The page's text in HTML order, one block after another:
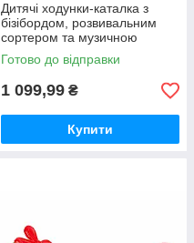
Дитячі ходунки-каталка з
бізібордом, розвивальним
сортером та музичною
ігровою панеллю
Готово до відправки
1 099,99 ₴
Купити